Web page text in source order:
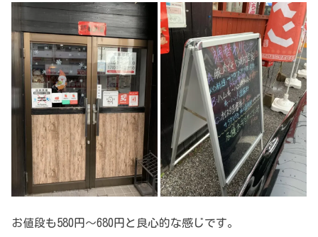
お値段も580円～680円と良心的な感じです。